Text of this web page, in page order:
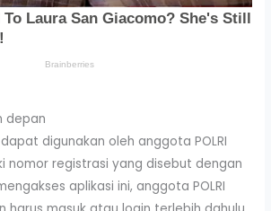
depan
digunakan oleh anggota POLRI
nomor registrasi yang disebut dengan
aplikasi ini, anggota POLRI